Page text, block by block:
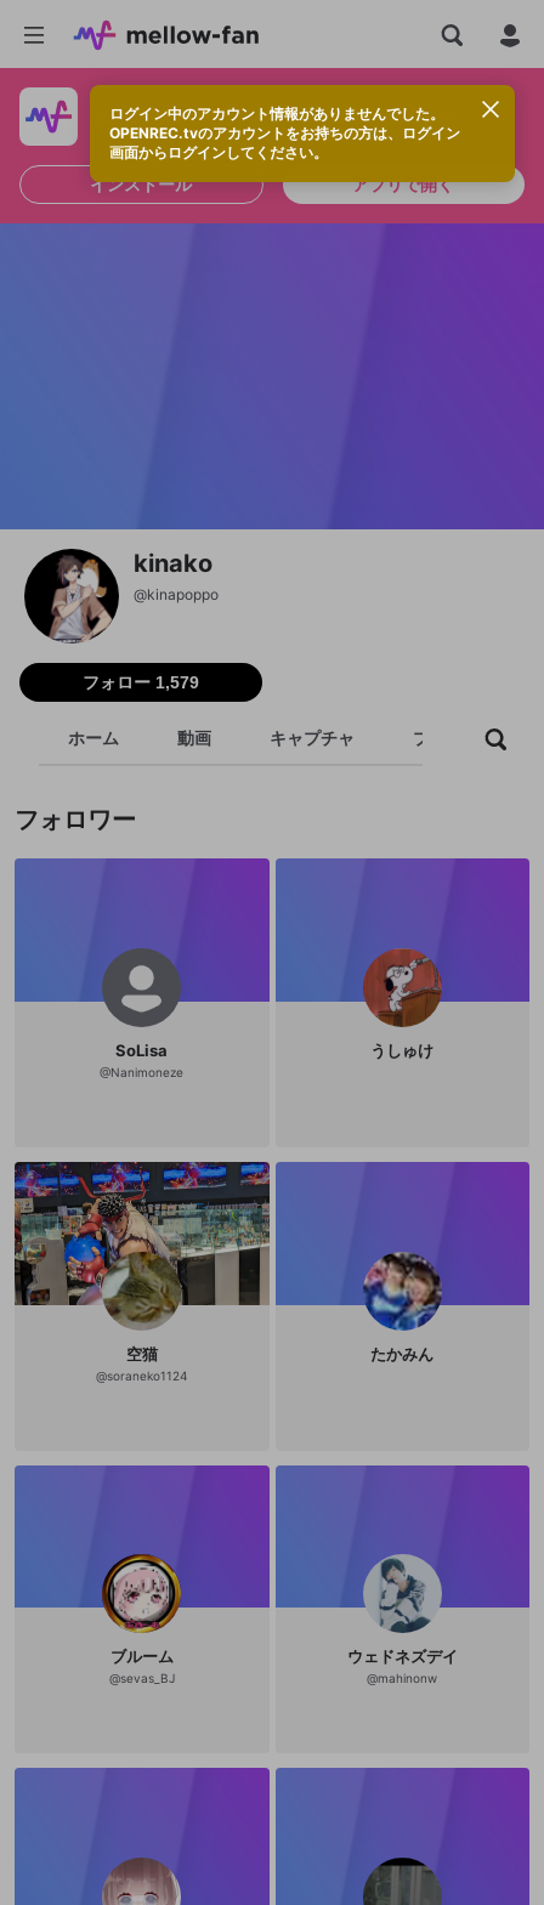
ログイン中のアカウント情報がありませんでした。
OPENREC.tvのアカウントをお持ちの方は、ログイン
画面からログインしてください。
快適に視聴するなら、アプリをインストールしよう！
インストール アプリで開く
kinako
@kinapoppo
フォロー 1,579
ホーム 動画 キャプチャ プレイリスト
フォロワー
SoLisa
@Nanimoneze
うしゅけ
空猫
@soraneko1124
たかみん
ブルーム
@sevas_BJ
ウェドネズデイ
@mahinonw